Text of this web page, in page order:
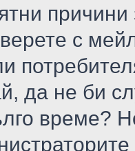
с
да не би
време?